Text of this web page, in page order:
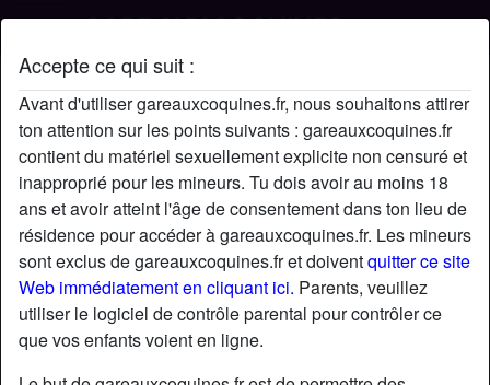
Accepte ce qui suit :
Avant d'utiliser gareauxcoquines.fr, nous souhaitons attirer
ton attention sur les points suivants : gareauxcoquines.fr
contient du matériel sexuellement explicite non censuré et
inapproprié pour les mineurs. Tu dois avoir au moins 18
ans et avoir atteint l'âge de consentement dans ton lieu de
résidence pour accéder à gareauxcoquines.fr. Les mineurs
sont exclus de gareauxcoquines.fr et doiventquitter ce site
Web immédiatement en cliquant ici. Parents, veuillez
utiliser le logiciel de contrôle parental pour contrôler ce
que vos enfants voient en ligne.
Profil de KixxxAss